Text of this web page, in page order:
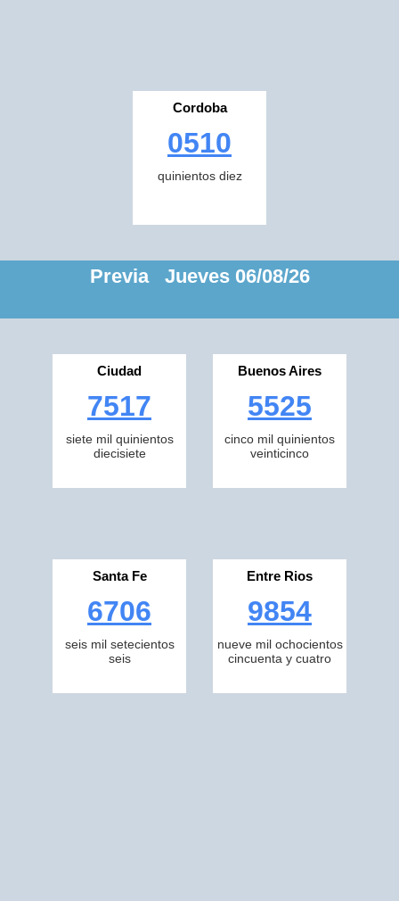
Cordoba
0510
quinientos diez
Previa Jueves 06/08/26
Ciudad
7517
siete mil quinientos
diecisiete
Buenos Aires
5525
cinco mil quinientos
veinticinco
Santa Fe
6706
seis mil setecientos
seis
Entre Rios
9854
nueve mil ochocientos
cincuenta y cuatro